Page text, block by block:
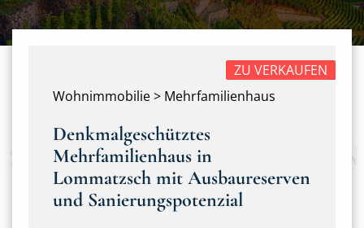
Wohnimmobilie > Mehrfamilienhaus
ZU VERKAUFEN
Denkmalgeschütztes
Mehrfamilienhaus in
Lommatzsch mit Ausbaureserven
und Sanierungspotenzial